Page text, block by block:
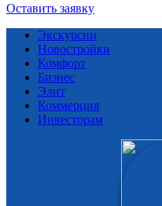
Оставить заявку
Экскурсии
Новостройки
Комфорт
Бизнес
Элит
Коммерция
Инвесторам